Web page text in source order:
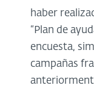
haber
“Plan de
encuesta,
campañas